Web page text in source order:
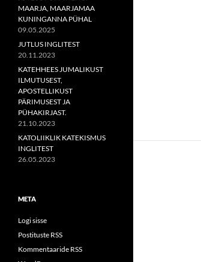
MAARJA, MAARJAMAA
KUNINGANNA PÜHAL
09.05.2025
JUTLUS INGLITEST
20.11.2023
KATEHHEES JUMALIKUST
ILMUTUSEST,
APOSTELLIKUST
PÄRIMUSEST JA
PÜHAKIRJAST.
21.10.2023
KATOLIIKLIK KATEKISMUS
INGLITEST
26.05.2023
META
Logi sisse
Postituste RSS
Kommentaaride RSS